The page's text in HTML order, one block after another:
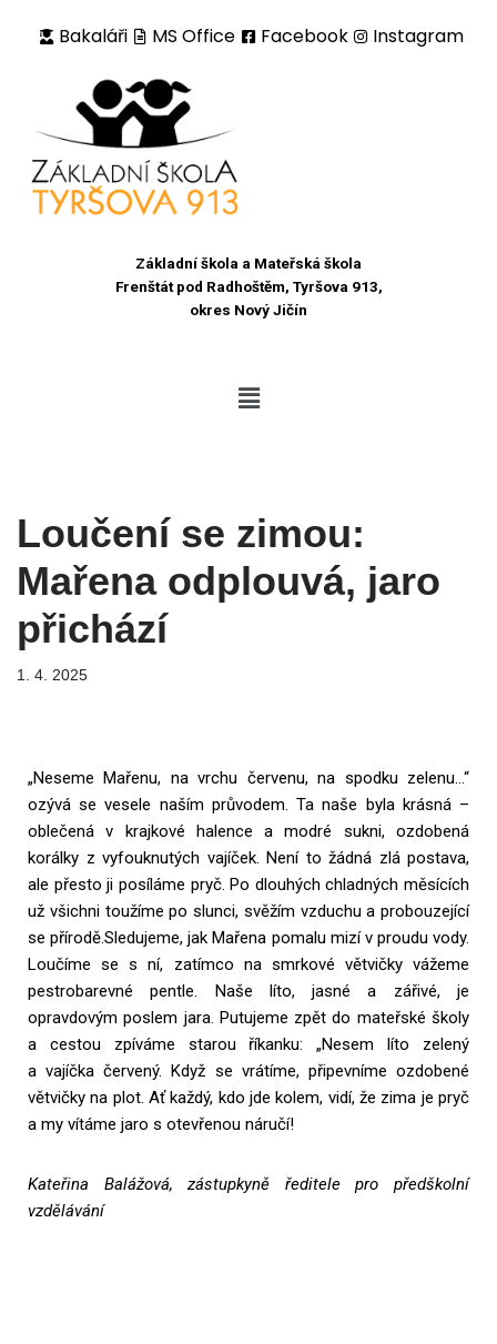
Bakaláři MS Office Facebook Instagram
Základní škola a Mateřská škola
Frenštát pod Radhoštěm, Tyršova 913,
okres Nový Jičín
Loučení se zimou:
Mařena odplouvá, jaro
přichází
1. 4. 2025
„Neseme Mařenu, na vrchu červenu, na spodku zelenu…“
ozývá se vesele naším průvodem. Ta naše byla krásná –
oblečená v krajkové halence a modré sukni, ozdobená
korálky z vyfouknutých vajíček. Není to žádná zlá postava,
ale přesto ji posíláme pryč. Po dlouhých chladných měsících
už všichni toužíme po slunci, svěžím vzduchu a probouzející
se přírodě.Sledujeme, jak Mařena pomalu mizí v proudu vody.
Loučíme se s ní, zatímco na smrkové větvičky vážeme
pestrobarevné pentle. Naše líto, jasné a zářivé, je
opravdovým poslem jara. Putujeme zpět do mateřské školy
a cestou zpíváme starou říkanku: „Nesem líto zelený
a vajíčka červený. Když se vrátíme, připevníme ozdobené
větvičky na plot. Ať každý, kdo jde kolem, vidí, že zima je pryč
a my vítáme jaro s otevřenou náručí!
Kateřina Balážová, zástupkyně ředitele pro předškolní
vzdělávání